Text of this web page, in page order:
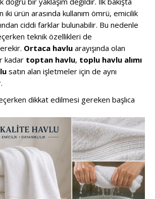
ürün arasında kullanım ömrü, emicilik
ciddi farklar bulunabilir. Bu nedenle
teknik özellikleri de
Ortaca havlu arayışında olan
kadar toptan havlu, toplu havlu alımı
satın alan işletmeler için de aynı
dikkat edilmesi gereken başlıca